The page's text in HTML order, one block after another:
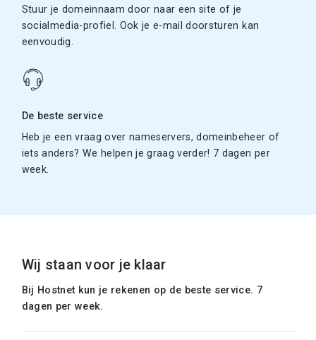
Stuur je domeinnaam door naar een site of je
socialmedia-profiel. Ook je e-mail doorsturen kan
eenvoudig.
De beste service
Heb je een vraag over nameservers, domeinbeheer of
iets anders? We helpen je graag verder! 7 dagen per
week.
Wij staan voor je klaar
Bij Hostnet kun je rekenen op de beste service. 7
dagen per week.